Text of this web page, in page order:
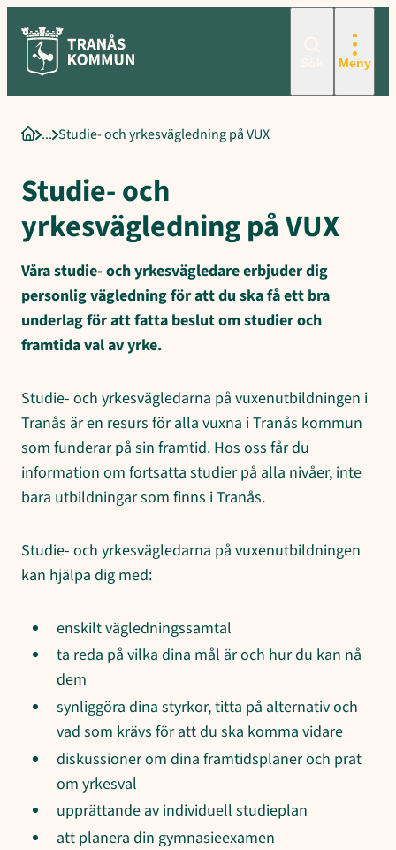
innehåll
Meny
StartsidaStudie- och yrkesvägledning på VUX
Studie- och
yrkesvägledning på VUX
Våra studie- och yrkesvägledare erbjuder dig
personlig vägledning för att du ska få ett bra
underlag för att fatta beslut om studier och
framtida val av yrke.
Studie- och yrkesvägledarna på vuxenutbildningen i
Tranås är en resurs för alla vuxna i Tranås kommun
som funderar på sin framtid. Hos oss får du
information om fortsatta studier på alla nivåer, inte
bara utbildningar som finns i Tranås.
Studie- och yrkesvägledarna på vuxenutbildningen
kan hjälpa dig med:
enskilt vägledningssamtal
ta reda på vilka dina mål är och hur du kan nå
dem
synliggöra dina styrkor, titta på alternativ och
vad som krävs för att du ska komma vidare
diskussioner om dina framtidsplaner och prat
om yrkesval
upprättande av individuell studieplan
att planera din gymnasieexamen